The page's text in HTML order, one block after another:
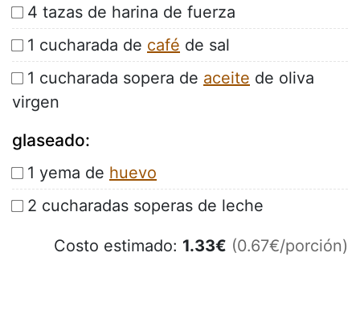
4 tazas de harina de fuerza
1 cucharada de café de sal
1 cucharada sopera de aceite de oliva
virgen
glaseado:
1 yema de huevo
2 cucharadas soperas de leche
Costo estimado: 1.33€ (0.67€/porción)